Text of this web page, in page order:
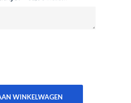
WINKELWAGEN